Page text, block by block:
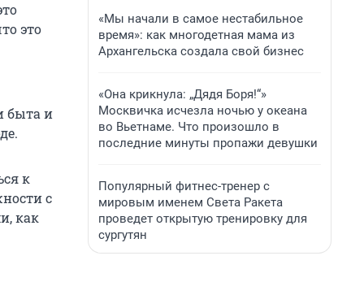
это
быта и
к
с
как
«Мы начали в самое нестабильное
время»: как многодетная мама из
Архангельска создала свой бизнес
«Она крикнула: „Дядя Боря!“»
Москвичка исчезла ночью у океана
во Вьетнаме. Что произошло в
последние минуты пропажи девушки
Популярный фитнес-тренер с
мировым именем Света Ракета
проведет открытую тренировку для
сургутян